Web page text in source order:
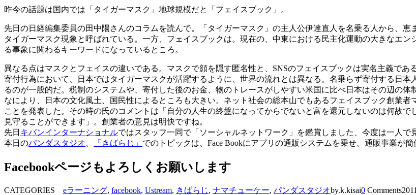
昨今の話題は国内では「タイガーマスク」地球規模だと「フェイスブック」。
先日の日経編集委員の田中陽さんのコラムを読んで。「タイガーマスク」の主人公伊達直人を名乗る人から、
タイガーマスク現象と呼ばれている。一方、フェイスブックは。現在の、中東における民主化運動の大きなエ
る事象に関わるキーワードになっているところ。
異なる点はマスクとフェイスの違いである。マスクで顔を隠す匿名性と、SNSのフェイスブックは実名主義であ
寄付行為において、日本ではタイガーマスクが活躍するように、世界の流れとは異なる。名乗らず寄付する日
るのが一般的だ。税制のシステムや、寄付した後のお金、物のトレースがしやすい米国に比べ日本はその辺の体
なにより、日本の文化風土、国民性によるところも大きい。ネット社会の総本山でもあるフェイスブック創業
ことを発表した。その時の氏のコメントは「自分の人生の終盤になってからでないと富を還元しないのは何故
見守ることができます」。創業者の意見は明快ですね。
先日 キバンインターナショナルではスタッフ一同で「ソーシャルネットワーク」を鑑賞しました、今度は一人で
本日のパンダスタジオ 「きばらじ」 でのトピックは、Face Bookにアプリの通販システムを乗せ、通販事業が
Facebookページもよろしくお願いします
CATEGORIES eラーニング, facebook, Ustream, きばらじ, ナマチューケー, パンダスタジオby.k.kisai0 Comments